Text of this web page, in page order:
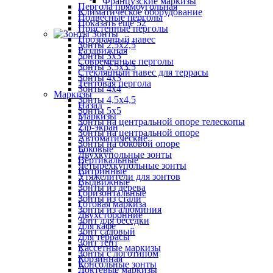
Климатическое оборудование
Показать ещё 52
Зонты
Зонты 2,5х2,5
Зонты 3х3
Зонты 3,5х3,5
Зонты 4х3
Зонты 4х4
Зонты 4,5х4,5
Зонты 5х5
Зонты на центральной опоре телескопы
Зонты на центральной опоре
Зонты на боковой опоре
Двухкупольные зонты
Четырехкупольные зонты
Утяжелители для зонтов
Зонты из дерева
Зонты из стали
Зонты из алюминия
Зонт для беседки
Зонт садовый
Зонт тент
Зонты с логотипом
Консольные зонты
Пергола прямоугольная
Подвесные перголы
Пристенные перголы
Прозрачный навес
Раздвижная
Современные перголы
Стеклянный навес для террасы
Тентовая пергола
Маркизы
Назад
Маркизы
Zip-экран
Автоматические
Боковые
Вертикальные
Витринные
Выдвижные
Горизонтальные
Готовая маркиза
Двухсторонние
Для кафе
Для террасы
Кассетные маркизы
Корзинная
Локтевые маркизы